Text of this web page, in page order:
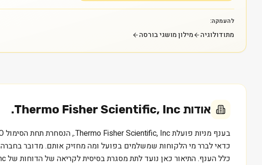
להעמקה:
מתודולוגיה מילון מושגי בורסה
אודות Thermo Fisher Scientific, Inc.
כדאי לברר מי הלקוחות שמשלמים בפועל ומה מחזיק אותם. מדובר בחברה